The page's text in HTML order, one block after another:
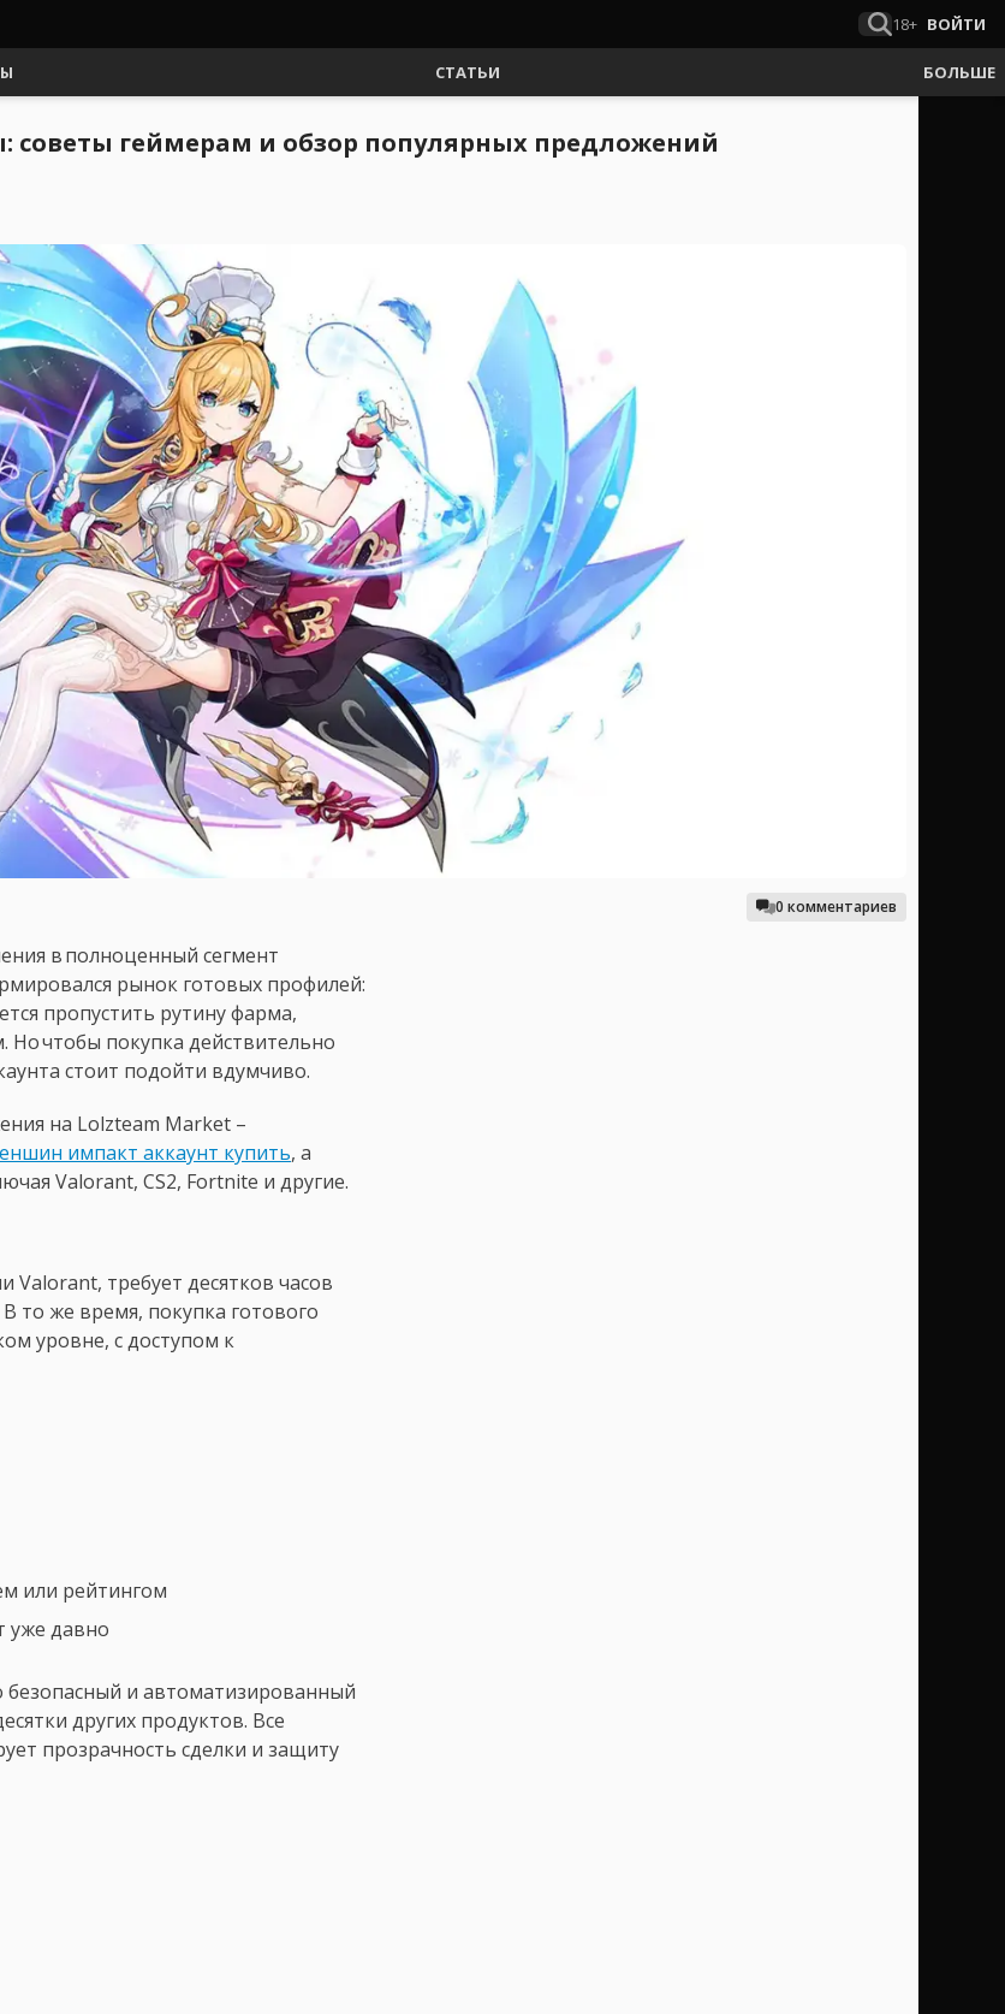
18+ ВОЙТИ
СТАТЬИ БОЛЬШЕ
советы геймерам и обзор популярных предложений
0 комментариев
в полноценный сегмент
рынок готовых профилей:
пропустить рутину фарма,
Но чтобы покупка действительно
стоит подойти вдумчиво.
на Lolzteam Market –
импакт аккаунт купить, а
Valorant, CS2, Fortnite и другие.
Valorant, требует десятков часов
то же время, покупка готового
уровне, с доступом к
или рейтингом
уже давно
и автоматизированный
других продуктов. Все
прозрачность сделки и защиту